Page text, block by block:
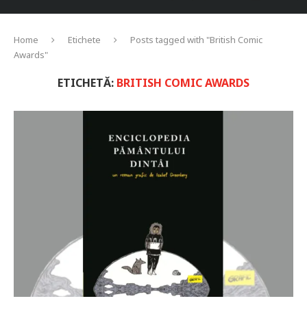
Home Etichete
Posts tagged with "British Comic
Awards"
ETICHETĂ: BRITISH COMIC AWARDS